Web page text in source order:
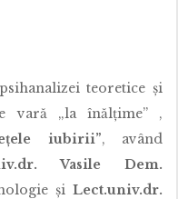
teoretice și
vară „la înălțime” ,
iubirii”, având
Vasile Dem.
și Lect.univ.dr.